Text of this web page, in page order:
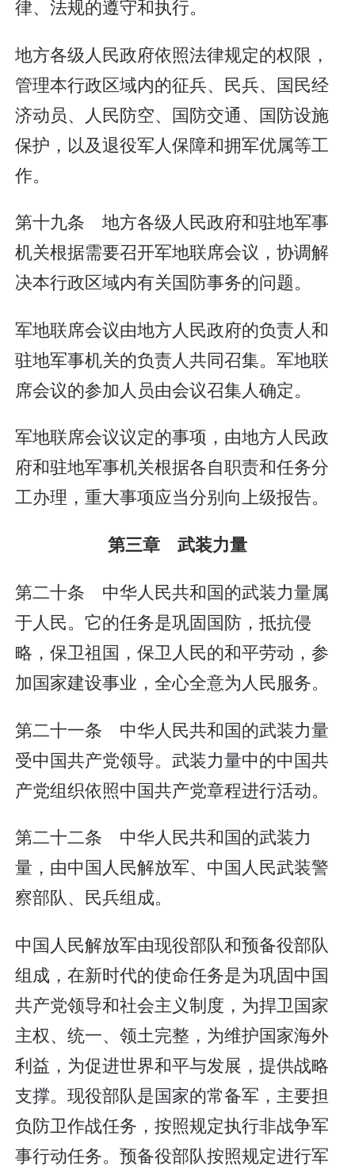
律、法规的遵守和执行。
地方各级人民政府依照法律规定的权限，
管理本行政区域内的征兵、民兵、国民经
济动员、人民防空、国防交通、国防设施
保护，以及退役军人保障和拥军优属等工
作。
第十九条 地方各级人民政府和驻地军事
机关根据需要召开军地联席会议，协调解
决本行政区域内有关国防事务的问题。
军地联席会议由地方人民政府的负责人和
驻地军事机关的负责人共同召集。军地联
席会议的参加人员由会议召集人确定。
军地联席会议议定的事项，由地方人民政
府和驻地军事机关根据各自职责和任务分
工办理，重大事项应当分别向上级报告。
第三章 武装力量
第二十条 中华人民共和国的武装力量属
于人民。它的任务是巩固国防，抵抗侵
略，保卫祖国，保卫人民的和平劳动，参
加国家建设事业，全心全意为人民服务。
第二十一条 中华人民共和国的武装力量
受中国共产党领导。武装力量中的中国共
产党组织依照中国共产党章程进行活动。
第二十二条 中华人民共和国的武装力
量，由中国人民解放军、中国人民武装警
察部队、民兵组成。
中国人民解放军由现役部队和预备役部队
组成，在新时代的使命任务是为巩固中国
共产党领导和社会主义制度，为捍卫国家
主权、统一、领土完整，为维护国家海外
利益，为促进世界和平与发展，提供战略
支撑。现役部队是国家的常备军，主要担
负防卫作战任务，按照规定执行非战争军
事行动任务。预备役部队按照规定进行军